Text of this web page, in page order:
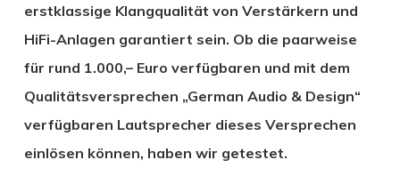
erstklassige Klangqualität von Verstärkern und
HiFi-Anlagen garantiert sein. Ob die paarweise
für rund 1.000,– Euro verfügbaren und mit dem
Qualitätsversprechen „German Audio & Design“
verfügbaren Lautsprecher dieses Versprechen
einlösen können, haben wir getestet.